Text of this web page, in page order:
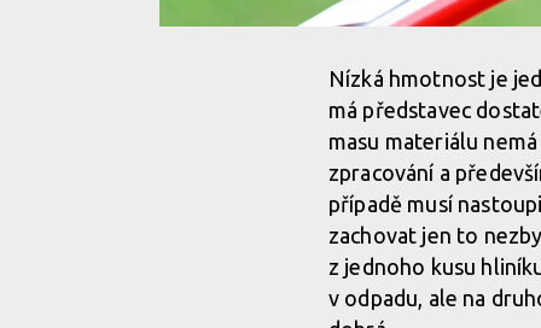
Nízká hmotnost je
má představec
masu materiálu
zpracování a
případě musí
zachovat jen to
z jednoho kusu
v odpadu, ale na